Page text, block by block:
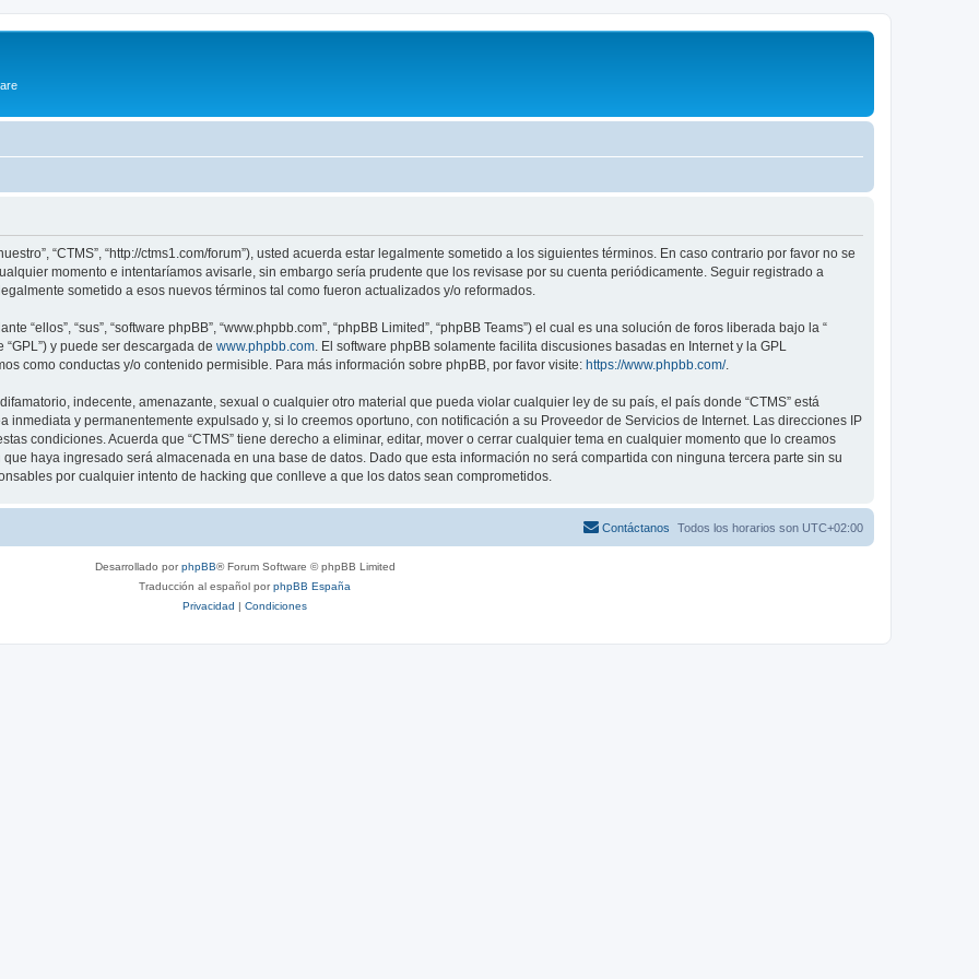
“CTMS”, “http://ctms1.com/forum”), usted acuerda estar legalmente sometido a los siguientes términos. En caso contrario por favor no se
momento e intentaríamos avisarle, sin embargo sería prudente que los revisase por su cuenta periódicamente. Seguir registrado a
sometido a esos nuevos términos tal como fueron actualizados y/o reformados.
“ellos”, “sus”, “software phpBB”, “www.phpbb.com”, “phpBB Limited”, “phpBB Teams”) el cual es una solución de foros liberada bajo la “
“GPL”) y puede ser descargada de www.phpbb.com . El software phpBB solamente facilita discusiones basadas en Internet y la GPL
como conductas y/o contenido permisible. Para más información sobre phpBB, por favor visite: https://www.phpbb.com/.
indecente, amenazante, sexual o cualquier otro material que pueda violar cualquier ley de su país, el país donde “CTMS” está
y permanentemente expulsado y, si lo creemos oportuno, con notificación a su Proveedor de Servicios de Internet. Las direcciones IP
condiciones. Acuerda que “CTMS” tiene derecho a eliminar, editar, mover o cerrar cualquier tema en cualquier momento que lo creamos
haya ingresado será almacenada en una base de datos. Dado que esta información no será compartida con ninguna tercera parte sin su
por cualquier intento de hacking que conlleve a que los datos sean comprometidos.
Todos los horarios son UTC+02:00
Contáctanos
Desarrollado porphpBB® Forum Software © phpBB Limited
Traducción al español porphpBB España
Privacidad | Condiciones